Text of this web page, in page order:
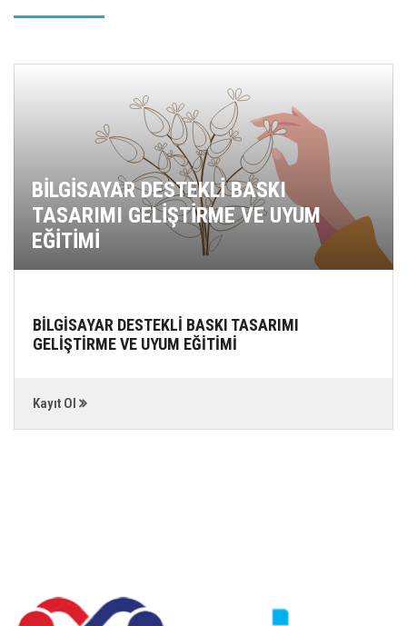
BİLGİSAYAR DESTEKLİ BASKI
TASARIMI GELİŞTİRME VE UYUM
EĞİTİMİ
BİLGİSAYAR DESTEKLİ BASKI TASARIMI
GELİŞTİRME VE UYUM EĞİTİMİ
Kayıt Ol